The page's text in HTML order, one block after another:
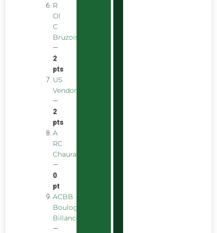
R
Ol
C
Bruzois
—
2
pts
US
Vendomoise
—
2
pts
A
RC
Chauray
—
0
pt
ACBB
Boulogne
Billancourt
—